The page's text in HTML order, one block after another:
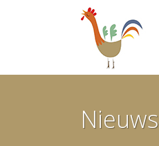
Nieuws